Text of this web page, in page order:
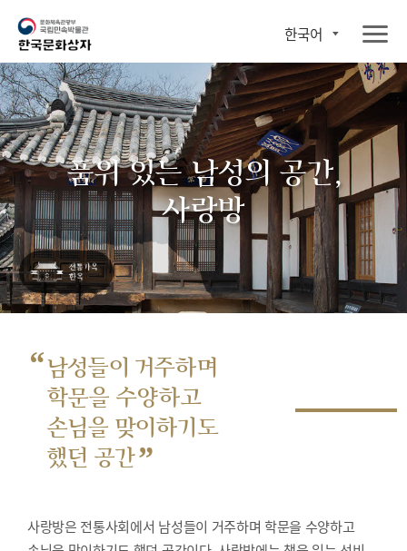
한국어
품위 있는 남성의 공간,
사랑방
“남성들이 거주하며
학문을 수양하고
손님을 맞이하기도
했던 공간”
사랑방은 전통사회에서 남성들이 거주하며 학문을 수양하고